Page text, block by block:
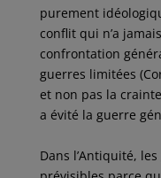
purement
conflit qui n’a
confrontation
guerres limitées
et non pas la
a évité la guerre
Dans l’Antiquité,